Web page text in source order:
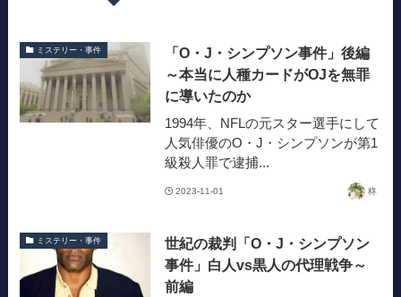
ミステリー・事件
「O・J・シンプソン事件」後編
～本当に人種カードがOJを無罪
に導いたのか
1994年、NFLの元スター選手にして
人気俳優のO・J・シンプソンが第1
級殺人罪で逮捕...
2023-11-01 柊
ミステリー・事件
世紀の裁判「O・J・シンプソン
事件」白人vs黒人の代理戦争～
前編